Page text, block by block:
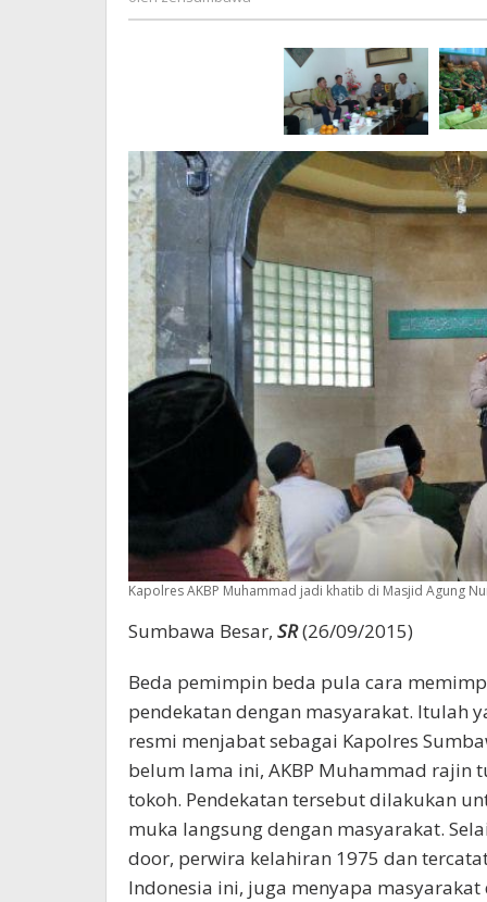
Kapolres AKBP Muhammad jadi khatib di Masjid Agung
Sumbawa Besar, SR(26/09/2015)
Beda pemimpin beda pula cara
pendekatan dengan masyarakat. Itulah
resmi menjabat sebagai Kapolres
belum lama ini, AKBP Muhammad rajin
tokoh. Pendekatan tersebut dilakukan
muka langsung dengan masyarakat.
door, perwira kelahiran 1975 dan
Indonesia ini, juga menyapa